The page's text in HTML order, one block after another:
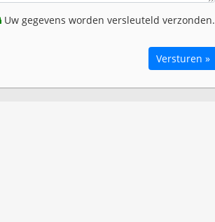
Uw gegevens worden versleuteld verzonden.
Versturen »